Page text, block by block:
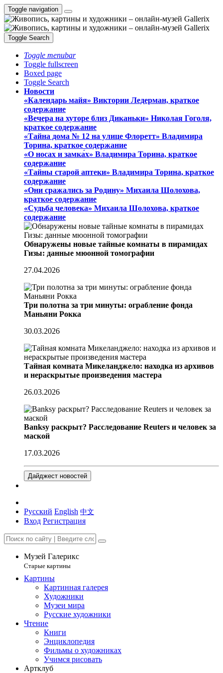
Toggle navigation
Toggle Search
Toggle menubar
Toggle fullscreen
Boxed page
Toggle Search
Новости
«Календарь майя» Виктории Ледерман, краткое
содержание
«Вечера на хуторе близ Диканьки» Николая Гоголя,
краткое содержание
«Тайна дома № 12 на улице Флоретт» Владимира
Торина, краткое содержание
«О носах и замка́х» Владимира Торина, краткое
содержание
«Тайны старой аптеки» Владимира Торина, краткое
содержание
«Они сражались за Родину» Михаила Шолохова,
краткое содержание
«Судьба человека» Михаила Шолохова, краткое
содержание
Обнаружены новые тайные комнаты в пирамидах
Гизы: данные мюонной томографии
27.04.2026
Три полотна за три минуты: ограбление фонда
Маньяни Рокка
30.03.2026
Тайная комната Микеланджело: находка из архивов
и нераскрытые произведения мастера
26.03.2026
Banksy раскрыт? Расследование Reuters и человек за
маской
17.03.2026
Дайджест новостей
Русский English 中文
Вход Регистрация
Музей Галерикс
Старые картины
Картины
Картинная галерея
Художники
Музеи мира
Русские художники
Чтение
Книги
Энциклопедия
Фильмы о художниках
Учимся рисовать
Артклуб